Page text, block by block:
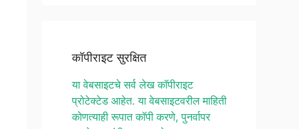
कॉपीराइट सुरक्षित
या वेबसाइटचे सर्व लेख कॉपीराइट
प्रोटेक्टेड आहेत. या वेबसाइटवरील माहिती
कोणत्याही रूपात कॉपी करणे, पुनर्वापर